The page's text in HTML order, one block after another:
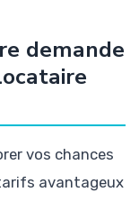
demande
vos chances
avantageux